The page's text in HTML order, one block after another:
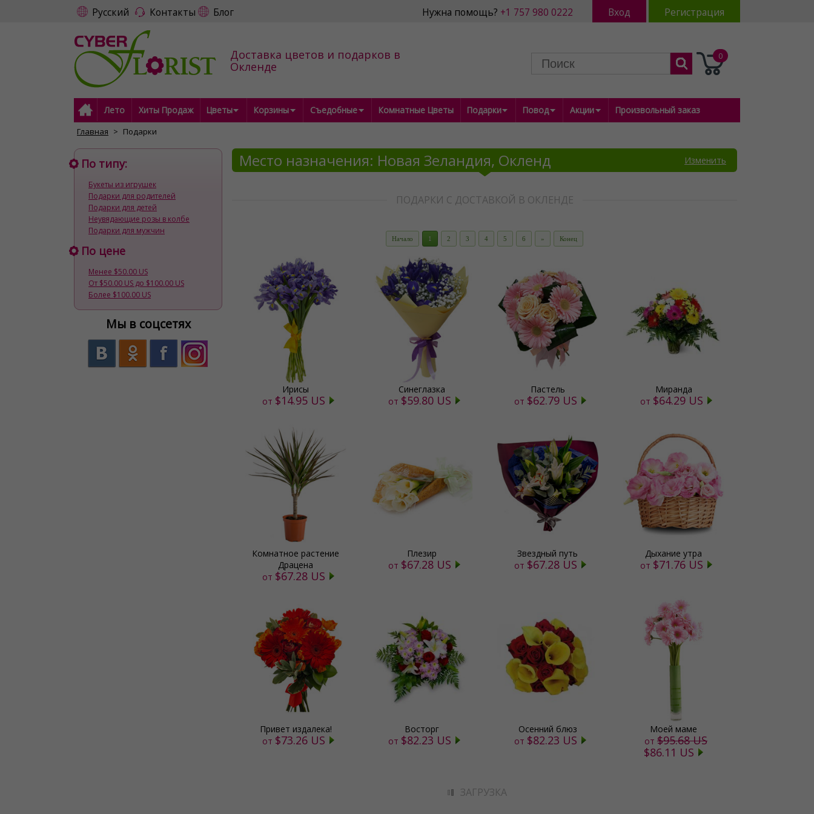
Русский Контакты Блог Нужна помощь? +1 757 980 0222 Вход Регистрация
Доставка цветов и подарков в
Окленде
0
Лето Хиты Продаж Цветы Корзины Съедобные Комнатные Цветы Подарки Повод Акции Произвольный заказ
Главная Подарки
По типу:
Букеты из игрушек
Подарки для родителей
Подарки для детей
Неувядающие розы в колбе
Подарки для мужчин
По цене
Менее $50.00 US
От $50.00 US до $100.00 US
Более $100.00 US
Мы в соцсетях
Место назначения: Новая Зеландия, Окленд Изменить
ПОДАРКИ С ДОСТАВКОЙ В ОКЛЕНДЕ
Начало 1 2 3 4 5 6 » Конец
Ирисы
от $14.95 US
Синеглазка
от $59.80 US
Пастель
от $62.79 US
Миранда
от $64.29 US
Комнатное растение
Драцена
от $67.28 US
Плезир
от $67.28 US
Звездный путь
от $67.28 US
Дыхание утра
от $71.76 US
Привет издалека!
от $73.26 US
Восторг
от $82.23 US
Осенний блюз
от $82.23 US
Моей маме
от $95.68 US
$86.11 US
ЗАГРУЗКА